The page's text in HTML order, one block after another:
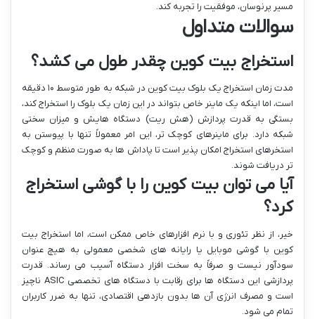
مسیر پرنوسان، موفقیت را تجربه کند.
سوالات متداول
استخراج بیت کوین چقدر طول می کشد؟
مدت زمان استخراج یک بلوک بیت کوین در شبکه به طور متوسط ۱۰ دقیقه
است، اما اینکه یک ماینر خاص بتواند در این زمان یک بلوک را استخراج کند،
بستگی به قدرت پردازش (هش ریت) دستگاه هایش و میزان سختی
شبکه دارد. برای ماینرهای کوچک تر، این امر معمولاً تنها با پیوستن به
استخرهای استخراج امکان پذیر است تا پاداش ها به صورت منظم و کوچک
تر دریافت شوند.
آیا می توان بیت کوین را با گوشی استخراج
کرد؟
خیر، از نظر تئوری و با نرم افزارهای خاص ممکن است، اما استخراج بیت
کوین با گوشی موبایل یا رایانه های شخصی معمولی به هیچ عنوان
سودآور نیست و صرفاً به سخت افزار دستگاه آسیب می رساند. قدرت
پردازشی این دستگاه ها برای رقابت با دستگاه های تخصصی ASIC ناچیز
است و مصرف انرژی آن ها بدون بازدهی اقتصادی، تنها به ضرر کاربران
تمام می شود.